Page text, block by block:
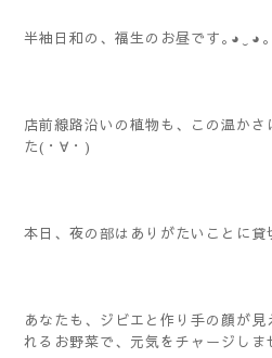
半袖日和の、福生のお昼です｡⁠
店前線路沿いの植物も、この温か
た(・∀・)
本日、夜の部はありがたいことに
あなたも、ジビエと作り手の顔が
れるお野菜で、元気をチャージ